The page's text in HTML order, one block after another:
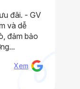
đãi. - GV
và dễ
đảm bảo
Xem